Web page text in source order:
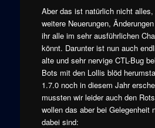
Aber das ist natürlich nicht
weitere Neuerungen,
ihr alle im sehr ausführlichen
könnt. Darunter ist nun auch
alte und sehr nervige CTL-Bug
Bots mit den Lollis blöd
1.7.0 noch in diesem Jahr
mussten wir leider auch den
wollen das aber bei Gelegenheit
dabei sind: